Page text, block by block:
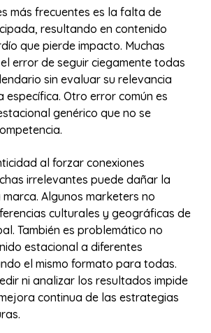
más frecuentes es la falta de
resultando en contenido
que pierde impacto. Muchas
error de seguir ciegamente todas
sin evaluar su relevancia
específica. Otro error común es
genérico que no se
al forzar conexiones
irrelevantes puede dañar la
Algunos marketers no
culturales y geográficas de
También es problemático no
estacional a diferentes
el mismo formato para todas.
ni analizar los resultados impide
continua de las estrategias